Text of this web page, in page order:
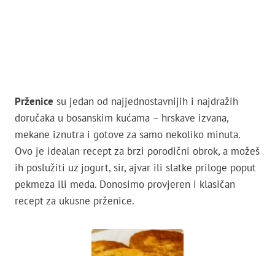
Prženice su jedan od najjednostavnijih i najdražih
doručaka u bosanskim kućama – hrskave izvana,
mekane iznutra i gotove za samo nekoliko minuta.
Ovo je idealan recept za brzi porodični obrok, a možeš
ih poslužiti uz jogurt, sir, ajvar ili slatke priloge poput
pekmeza ili meda. Donosimo provjeren i klasičan
recept za ukusne prženice.